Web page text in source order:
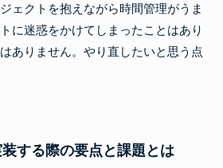
ェクトを抱えながら時間管理がうま
に迷惑をかけてしまったことはあり
ありません。やり直したいと思う点
する際の要点と課題とは